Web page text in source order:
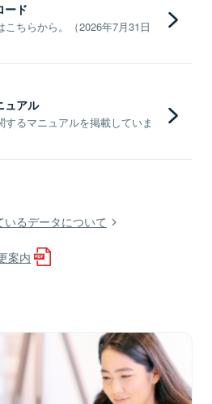
ード
ちらから。（2026年7月31日
ュアル
るマニュアルを掲載していま
るデータについて
案内